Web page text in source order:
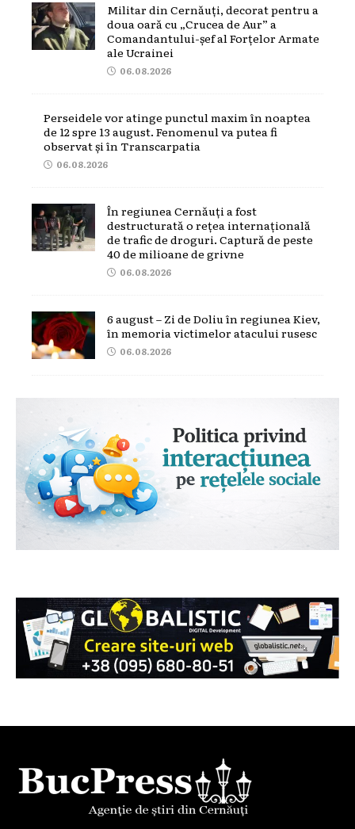
Militar din Cernăuți, decorat pentru a
doua oară cu „Crucea de Aur” a
Comandantului-șef al Forțelor Armate
ale Ucrainei
06.08.2026
Perseidele vor atinge punctul maxim în noaptea
de 12 spre 13 august. Fenomenul va putea fi
observat și în Transcarpatia
06.08.2026
În regiunea Cernăuți a fost
destructurată o rețea internațională
de trafic de droguri. Captură de peste
40 de milioane de grivne
06.08.2026
6 august – Zi de Doliu în regiunea Kiev,
în memoria victimelor atacului rusesc
06.08.2026